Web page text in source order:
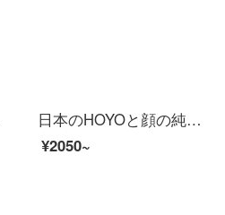
日本のHOYOと顔の純綿の浴の長さのモデルの男女の家庭用吸水速乾綿のカップルのタイプの浴衣の本の白いSコードは身長の155-170 cmに適します。
¥2050~